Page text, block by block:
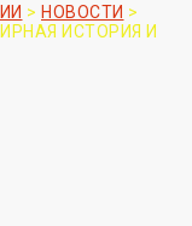
> НОВОСТИ >
ИСТОРИЯ И